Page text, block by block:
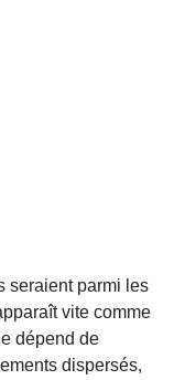
seraient parmi les
vite comme
dépend de
dispersés,